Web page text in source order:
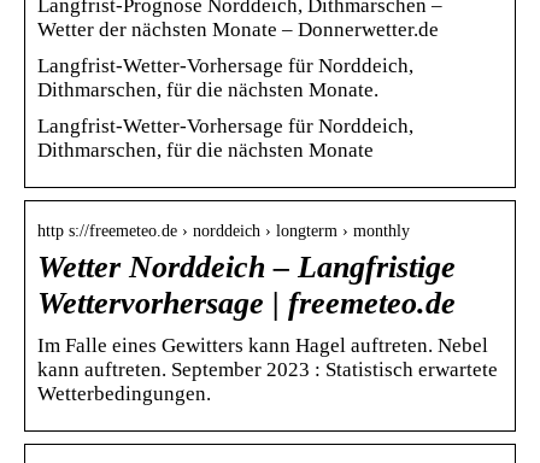
Langfrist-Prognose Norddeich, Dithmarschen –
Wetter der nächsten Monate – Donnerwetter.de
Langfrist-Wetter-Vorhersage für Norddeich,
Dithmarschen, für die nächsten Monate.
Langfrist-Wetter-Vorhersage für Norddeich,
Dithmarschen, für die nächsten Monate
http s://freemeteo.de › norddeich › longterm › monthly
Wetter Norddeich – Langfristige
Wettervorhersage | freemeteo.de
Im Falle eines Gewitters kann Hagel auftreten. Nebel
kann auftreten. September 2023 : Statistisch erwartete
Wetterbedingungen.